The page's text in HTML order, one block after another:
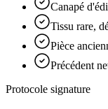
Canapé
Tissu rare,
Pièce
Précédent
Protocole signature